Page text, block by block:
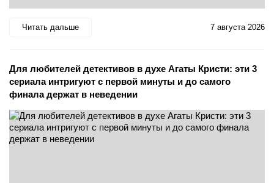
Читать дальше 7 августа 2026
Для любителей детективов в духе Агаты Кристи: эти 3
сериала интригуют с первой минуты и до самого
финала держат в неведении